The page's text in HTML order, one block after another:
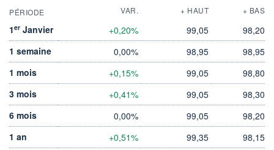
PÉRIODE VAR. + HAUT + BAS
1er Janvier +0,20% 99,05
98,20
1 semaine
0,00% 98,95
98,95
1 mois
+0,15% 99,05
98,80
3 mois
+0,41% 99,05
98,30
6 mois
0,00% 99,05
98,20
1 an
+0,51% 99,35
98,15